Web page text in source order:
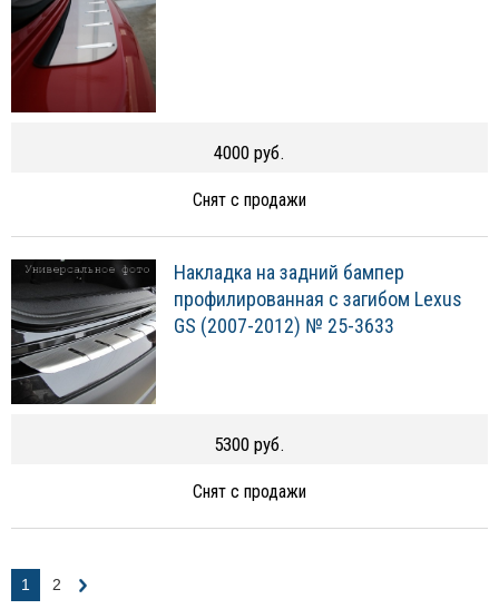
4000 руб.
Снят с продажи
Накладка на задний бампер
профилированная с загибом Lexus
GS (2007-2012) № 25-3633
5300 руб.
Снят с продажи
1 2